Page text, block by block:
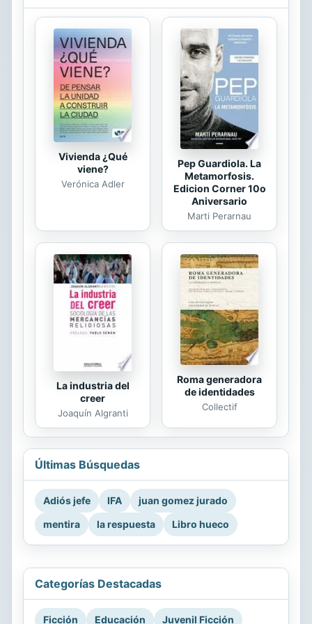
Los pequeños guardianes localizaron
Zirt Zlunder y le impedirá contaminar
los océanos. ¿Ellos tendrán éxito?
¿Ellos conseguirán arrestar Zirt
Zlunder el terrible contaminador?
Vivienda ¿Qué
viene?
Verónica Adler
Pep Guardiola. La
Metamorfosis.
Edicion Corner 10o
Aniversario
Marti Perarnau
La industria del
creer
Joaquín Algranti
Roma generadora
de identidades
Collectif
Últimas Búsquedas
Adiós jefe IFA
juan gomez jurado
mentira
la respuesta Libro hueco
Categorías Destacadas
Ficción Educación Juvenil Ficción